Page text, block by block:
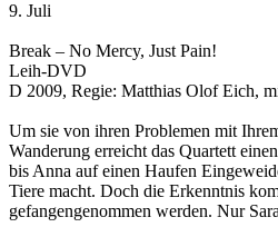
9. Juli
Break – No Mercy, Just Pain!
Leih-DVD
D 2009, Regie: Matthias Olof Eich,
Um sie von ihren Problemen mit
Wanderung erreicht das Quartett
bis Anna auf einen Haufen
Tiere macht. Doch die Erkenntnis
gefangengenommen werden. Nur